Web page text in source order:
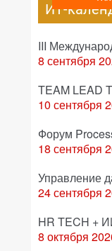
ИТ-
III
8 сентября
TEAM LEAD
10 сентября
Форум
18 сентября
Управление
24 сентября
HR TECH +
8 октября